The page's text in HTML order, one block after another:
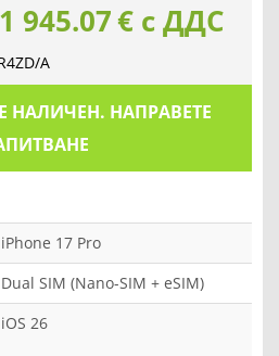
1 945.07€ с ДДС
A
НАЛИЧЕН. НАПРАВЕТЕ
iPhone 17 Pro
Dual SIM (Nano-SIM + eSIM)
iOS 26